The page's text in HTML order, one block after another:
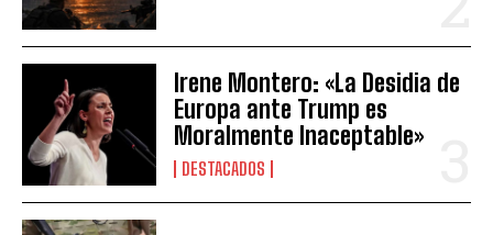
Irene Montero: «La Desidia de
Europa ante Trump es
Moralmente Inaceptable»
DESTACADOS